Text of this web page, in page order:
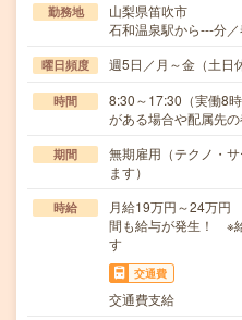
勤務地
山梨県笛吹市
石和温泉駅から---分
曜日頻度 週5日／月～金（土日
時間
8:30～17:30（実働8
がある場合や配属先
期間
無期雇用（テクノ・
ます）
時給
月給19万円～24万
間も給与が発生！ ※
す
交通費
交通費支給